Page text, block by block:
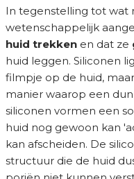
In tegenstelling tot wat
wetenschappelijk
huid trekken en dat ze
huid leggen. Siliconen
filmpje op de huid,
manier waarop een
siliconen vormen een
huid nog gewoon kan
kan afscheiden. De
structuur die de huid